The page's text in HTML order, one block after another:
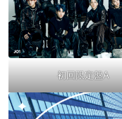
初回限定盤A